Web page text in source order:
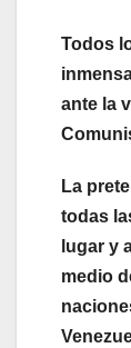
Todos
ante la
La
todas
lugar y
medio